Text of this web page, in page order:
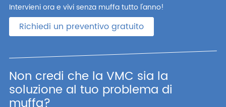
Intervieni ora e vivi senza muffa tutto l'anno!
Richiedi un preventivo gratuito
Non credi che la VMC sia la
soluzione al tuo problema di